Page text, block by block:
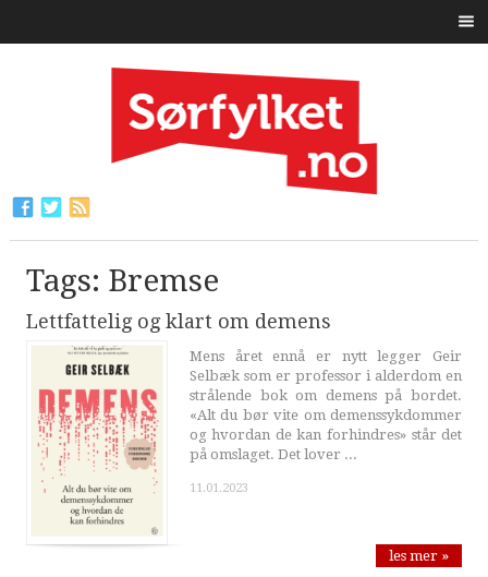
Tags: Bremse
Lettfattelig og klart om demens
Mens året ennå er nytt legger Geir
Selbæk som er professor i alderdom en
strålende bok om demens på bordet.
«Alt du bør vite om demenssykdommer
og hvordan de kan forhindres» står det
på omslaget. Det lover ...
11.01.2023
les mer »